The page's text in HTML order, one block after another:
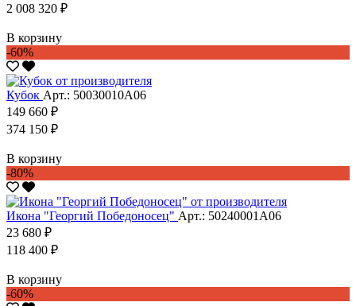
2 008 320 ₽
В корзину
-60%
Кубок Арт.: 50030010А06
149 660 ₽
374 150 ₽
В корзину
-80%
Икона "Георгий Победоносец" Арт.: 50240001А06
23 680 ₽
118 400 ₽
В корзину
-60%